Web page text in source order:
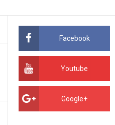
Facebook
Youtube
Google+